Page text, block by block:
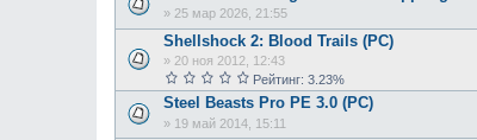
» 25 мар 2026, 21:55
Shellshock 2: Blood Trails (PC)
» 20 ноя 2012, 12:43
Рейтинг: 3.23%
Steel Beasts Pro PE 3.0 (РС)
» 19 май 2014, 15:11